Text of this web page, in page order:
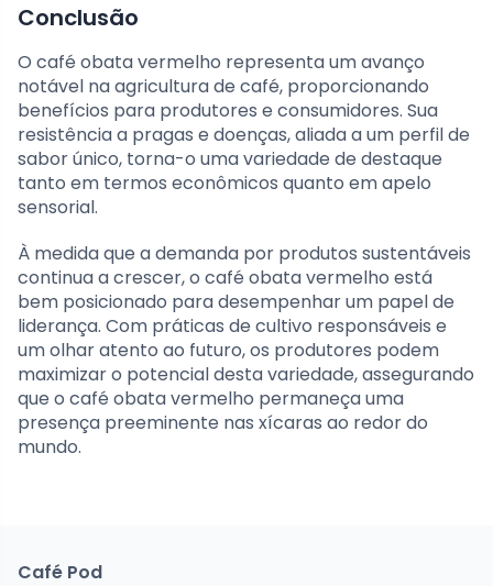
Conclusão
O café obata vermelho representa um avanço
notável na agricultura de café, proporcionando
benefícios para produtores e consumidores. Sua
resistência a pragas e doenças, aliada a um perfil de
sabor único, torna-o uma variedade de destaque
tanto em termos econômicos quanto em apelo
sensorial.
À medida que a demanda por produtos sustentáveis
continua a crescer, o café obata vermelho está
bem posicionado para desempenhar um papel de
liderança. Com práticas de cultivo responsáveis e
um olhar atento ao futuro, os produtores podem
maximizar o potencial desta variedade, assegurando
que o café obata vermelho permaneça uma
presença preeminente nas xícaras ao redor do
mundo.
Café Pod